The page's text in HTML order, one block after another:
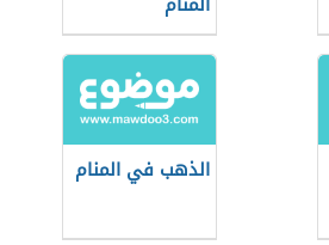
الذهب في المنام